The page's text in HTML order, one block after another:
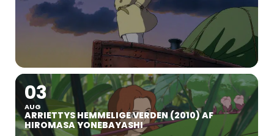
03
AUG
ARRIETTYS HEMMELIGE VERDEN (2010) AF
HIROMASA YONEBAYASHI